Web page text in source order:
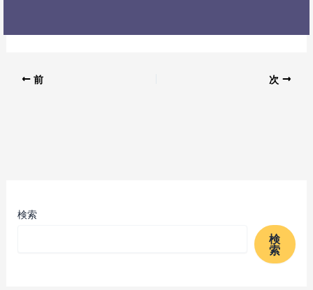
前 次
検索
検
索